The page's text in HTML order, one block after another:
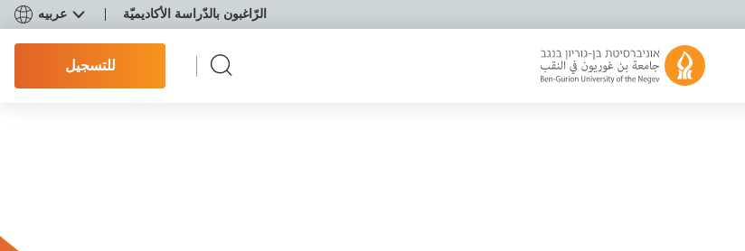
الرّاغبون بالدّراسة الأكاديميّة عربيه
للتسجيل